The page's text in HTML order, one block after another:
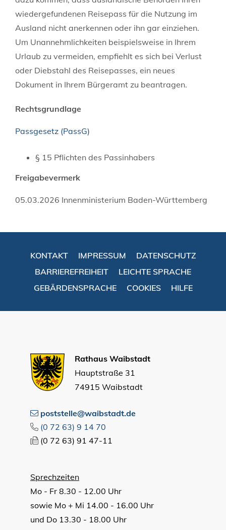
wiedergefundenen Reisepass für die Nutzung im
Ausland nicht anerkennen oder ihn gar einziehen.
Um Unannehmlichkeiten beispielsweise in Ihrem
Urlaub zu vermeiden, empfiehlt es sich bei Verlust
oder Diebstahl des Reisepasses, ein neues
Dokument in Ihrem Bürgeramt zu beantragen.
Rechtsgrundlage
Passgesetz (PassG)
§ 15 Pflichten des Passinhabers
Freigabevermerk
05.03.2026 Innenministerium Baden-Württemberg
KONTAKT IMPRESSUM
DATENSCHUTZ
BARRIEREFREIHEIT
LEICHTE SPRACHE
GEBÄRDENSPRACHE
COOKIES HILFE
Rathaus Waibstadt
Hauptstraße 31
74915 Waibstadt
poststelle@waibstadt.de
(0 72 63) 9 14 70
(0 72 63) 91 47-11
Sprechzeiten
Mo - Fr 8.30 - 12.00 Uhr
sowie Mo + Mi 14.00 - 16.00 Uhr
und Do 13.30 - 18.00 Uhr